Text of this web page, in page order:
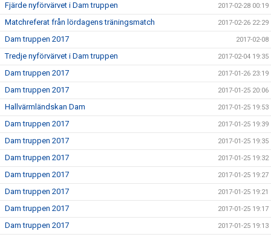
Fjärde nyförvärvet i Dam truppen 2017-02-28 00:19
Matchreferat från lördagens träningsmatch 2017-02-26 22:29
Dam truppen 2017 2017-02-08
Tredje nyförvärvet i Dam truppen 2017-02-04 19:35
Dam truppen 2017 2017-01-26 23:19
Dam truppen 2017 2017-01-25 20:06
Hallvärmländskan Dam 2017-01-25 19:53
Dam truppen 2017 2017-01-25 19:39
Dam truppen 2017 2017-01-25 19:35
Dam truppen 2017 2017-01-25 19:32
Dam truppen 2017 2017-01-25 19:27
Dam truppen 2017 2017-01-25 19:21
Dam truppen 2017 2017-01-25 19:17
Dam truppen 2017 2017-01-25 19:13